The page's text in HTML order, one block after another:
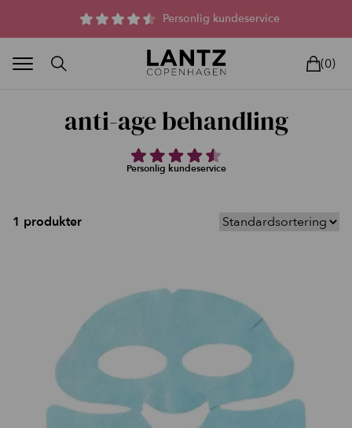
Personlig kundeservice
Parfumefri dansk hudpleje, og lysterapi til huden
(0)
anti-age behandling
Personlig kundeservice
1 produkter